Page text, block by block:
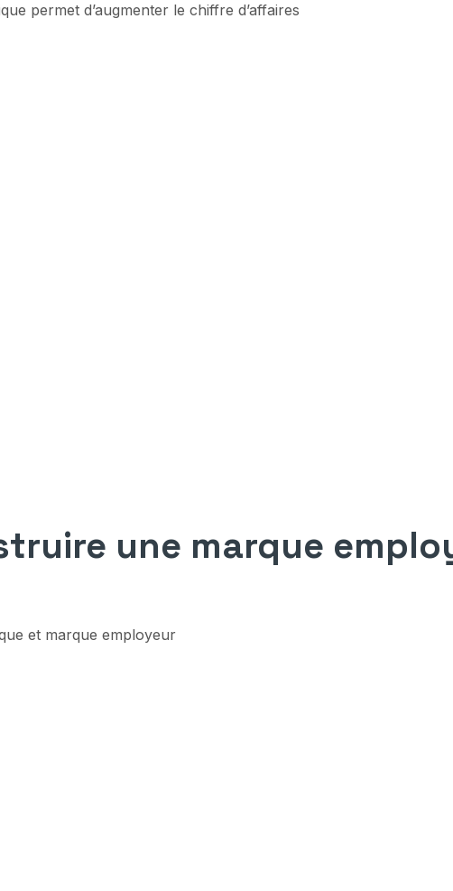
permet d’augmenter le chiffre d’affaires
une marque
et marque employeur